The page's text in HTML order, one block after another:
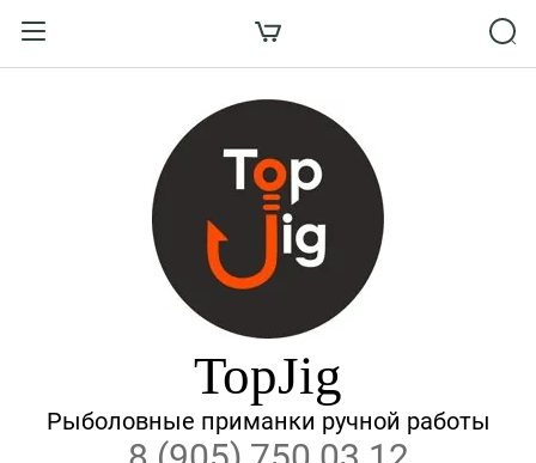
ВХОД В КАБИНЕТ
Забыли пароль?
ВОЙТИ
Регистрация
TopJig
Рыболовные приманки ручной работы